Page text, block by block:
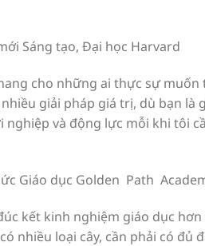
Sáng tạo, Đại học Harvard
cho những ai thực sự muốn
giải pháp giá trị, dù bạn
và động lực mỗi khi tôi
Giáo dục Golden Path
kết kinh nghiệm giáo dục
nhiều loại cây, cần phải có